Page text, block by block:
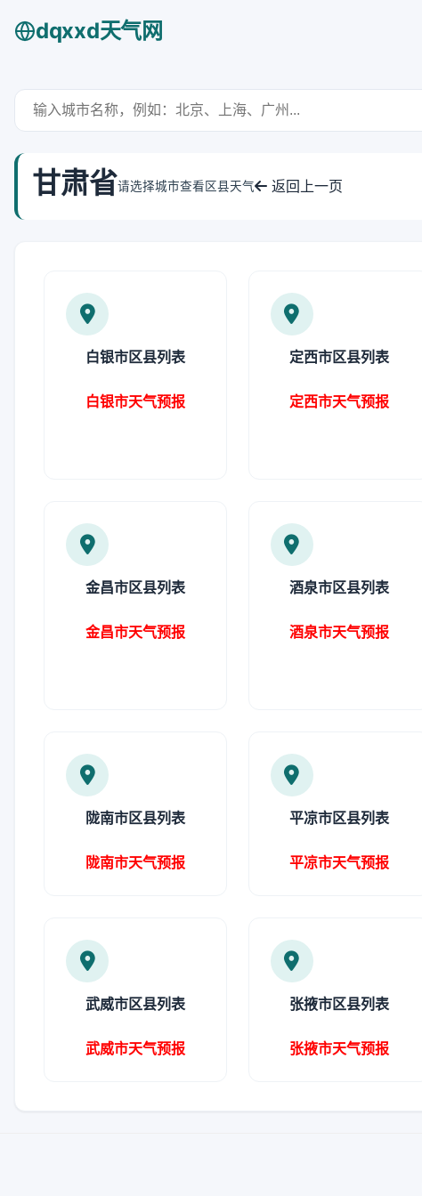
dqxxd天气网
甘肃省请选择城市查看区县天气 返回上一页
白银市区县列表
白银市天气预报
定西市区县列表
定西市天气预报
金昌市区县列表
金昌市天气预报
酒泉市区县列表
酒泉市天气预报
陇南市区县列表
陇南市天气预报
平凉市区县列表
平凉市天气预报
武威市区县列表
武威市天气预报
张掖市区县列表
张掖市天气预报